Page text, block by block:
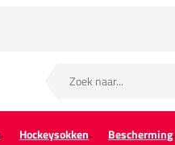
Hockeysokken Bescherming